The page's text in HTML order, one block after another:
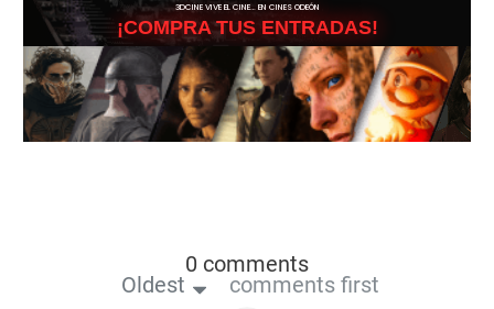
3DCINE VIVE EL CINE… EN CINES ODEÓN
¡COMPRA TUS ENTRADAS!
0 comments
Oldest comments first